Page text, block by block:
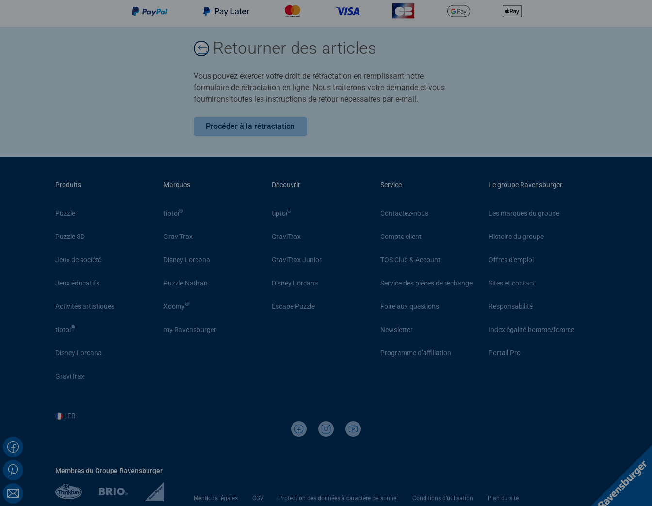
Retourner des articles
Vous pouvez exercer votre droit de rétractation en remplissant notre
formulaire de rétractation en ligne. Nous traiterons votre demande et vous
fournirons toutes les instructions de retour nécessaires par e-mail.
Procéder à la rétractation
Produits
Puzzle
Puzzle 3D
Jeux de société
Jeux éducatifs
Activités artistiques
tiptoi®
Disney Lorcana
GraviTrax
Marques
tiptoi®
GraviTrax
Disney Lorcana
Puzzle Nathan
Xoomy®
my Ravensburger
Découvrir
tiptoi®
GraviTrax
GraviTrax Junior
Disney Lorcana
Escape Puzzle
Service
Contactez-nous
Compte client
TOS Club & Account
Service des pièces de rechange
Foire aux questions
Newsletter
Programme d’affiliation
Le groupe Ravensburger
Les marques du groupe
Histoire du groupe
Offres d'emploi
Sites et contact
Responsabilité
Index égalité homme/femme
Portail Pro
| FR
Membres du Groupe Ravensburger
Mentions légales CGV Protection des données à caractère personnel Conditions d’utilisation Plan du site